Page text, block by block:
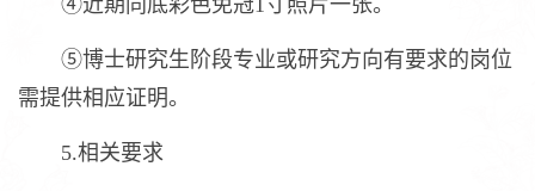
④近期同底彩色免冠1寸照片一张。
⑤博士研究生阶段专业或研究方向有要求的岗位
需提供相应证明。
5.相关要求